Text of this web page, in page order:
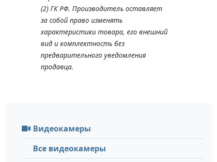
(2) ГК РФ. Производитель оставляет
за собой право изменять
характеристики товара, его внешний
вид и комплектность без
предварительного уведомления
продавца.
Видеокамеры
Все видеокамеры